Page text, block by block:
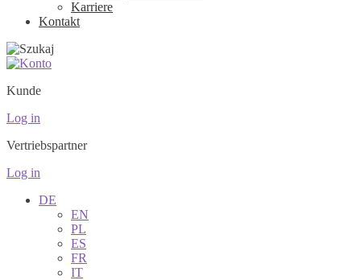
Karriere
Kontakt
Kunde
Log in
Vertriebspartner
Log in
DE
EN
PL
ES
FR
IT